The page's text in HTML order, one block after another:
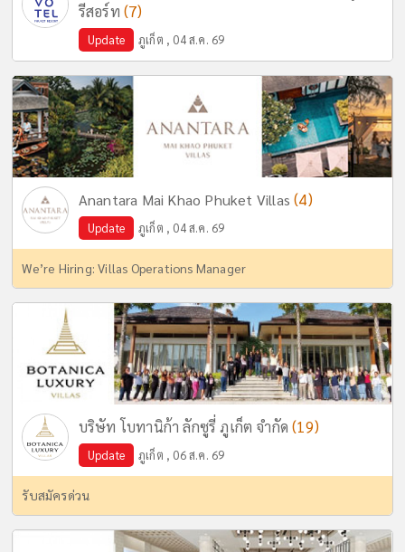
รีสอร์ท (7)
Update ภูเก็ต , 04 ส.ค. 69
Anantara Mai Khao Phuket Villas(4)
Update ภูเก็ต , 04 ส.ค. 69
We’re Hiring: Villas Operations Manager
บริษัท โบทานิก้า ลักซูรี่ ภูเก็ต จำกัด(19)
Update ภูเก็ต , 06 ส.ค. 69
รับสมัครด่วน